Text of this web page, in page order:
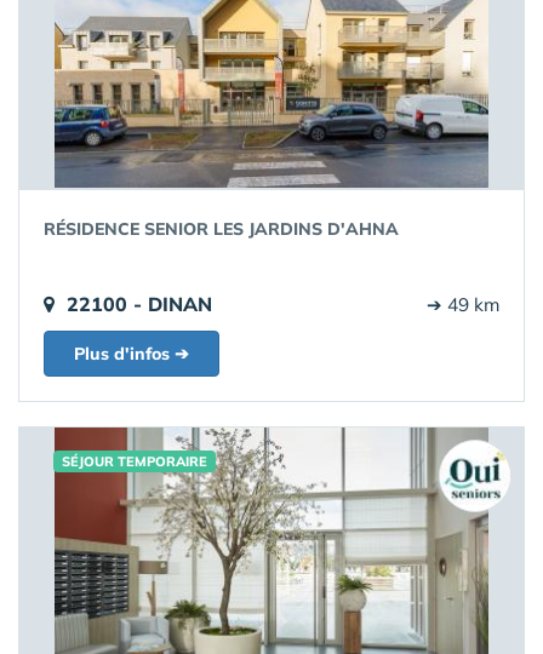
RÉSIDENCE SENIOR LES JARDINS D'AHNA
22100 - DINAN ➔ 49 km
Plus d'infos ➔
SÉJOUR TEMPORAIRE